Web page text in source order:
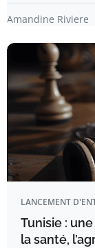
Amandine Riviere
LANCEMENT
Tunisie :
la santé,